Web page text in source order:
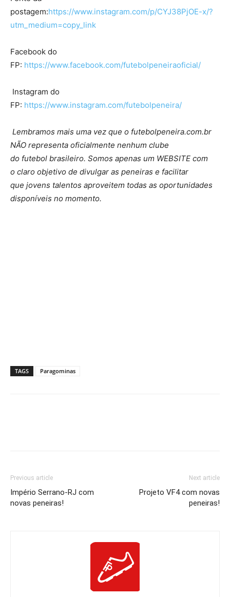
postagem:https://www.instagram.com/p/CYJ38PjOE-x/?
utm_medium=copy_link
Facebook do
FP: https://www.facebook.com/futebolpeneiraoficial/
Instagram do
FP: https://www.instagram.com/futebolpeneira/
Lembramos mais uma vez que o futebolpeneira.com.br
NÃO representa oficialmente nenhum clube
do futebol brasileiro. Somos apenas um WEBSITE com
o claro objetivo de divulgar as peneiras e facilitar
que jovens talentos aproveitem todas as oportunidades
disponíveis no momento.
TAGS Paragominas
Previous article
Império Serrano-RJ com
novas peneiras!
Next article
Projeto VF4 com novas
peneiras!